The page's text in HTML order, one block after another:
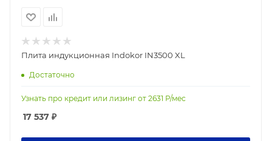
Плита индукционная Indokor IN3500 XL
Достаточно
Узнать про кредит или лизинг от 2631 Р/мес
17 537 ₽